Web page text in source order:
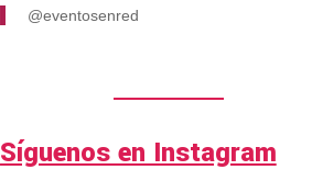
@eventosenred
Síguenos en Instagram